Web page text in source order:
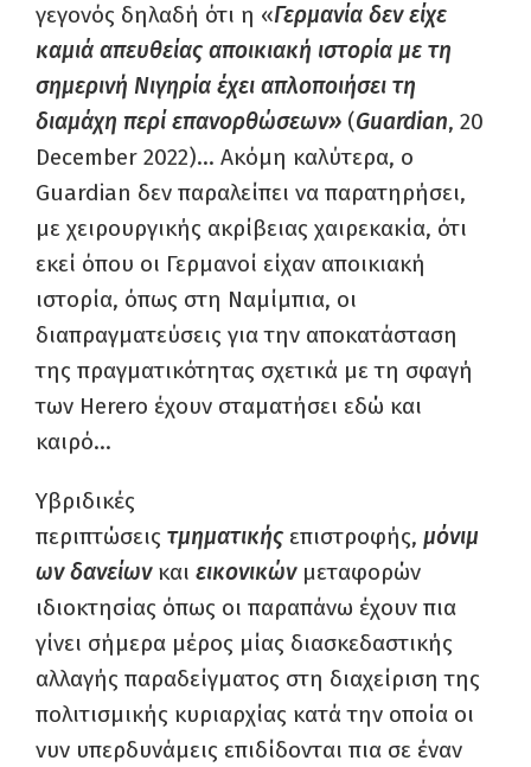
γεγονός δηλαδή ότι η «Γερμανία δεν είχε
καμιά απευθείας αποικιακή ιστορία με τη
σημερινή Νιγηρία έχει απλοποιήσει τη
διαμάχη περί επανορθώσεων» (Guardian, 20
December 2022)… Ακόμη καλύτερα, ο
Guardian δεν παραλείπει να παρατηρήσει,
με χειρουργικής ακρίβειας χαιρεκακία, ότι
εκεί όπου οι Γερμανοί είχαν αποικιακή
ιστορία, όπως στη Ναμίμπια, οι
διαπραγματεύσεις για την αποκατάσταση
της πραγματικότητας σχετικά με τη σφαγή
των Herero έχουν σταματήσει εδώ και
καιρό…
Υβριδικές
περιπτώσεις τμηματικήςεπιστροφής, μόνιμ
ων δανείωνκαι εικονικώνμεταφορών
ιδιοκτησίας όπως οι παραπάνω έχουν πια
γίνει σήμερα μέρος μίας διασκεδαστικής
αλλαγής παραδείγματος στη διαχείριση της
πολιτισμικής κυριαρχίας κατά την οποία οι
νυν υπερδυνάμεις επιδίδονται πια σε έναν